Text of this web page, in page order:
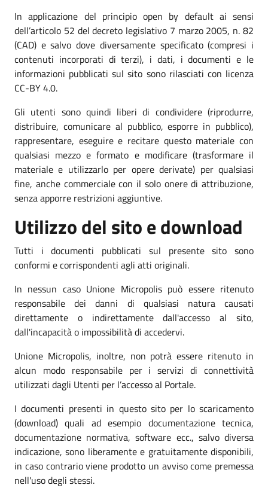
In applicazione del principio open by default ai sensi
dell’articolo 52 del decreto legislativo 7 marzo 2005, n. 82
(CAD) e salvo dove diversamente specificato (compresi i
contenuti incorporati di terzi), i dati, i documenti e le
informazioni pubblicati sul sito sono rilasciati con licenza
CC-BY 4.0.
Gli utenti sono quindi liberi di condividere (riprodurre,
distribuire, comunicare al pubblico, esporre in pubblico),
rappresentare, eseguire e recitare questo materiale con
qualsiasi mezzo e formato e modificare (trasformare il
materiale e utilizzarlo per opere derivate) per qualsiasi
fine, anche commerciale con il solo onere di attribuzione,
senza apporre restrizioni aggiuntive.
Utilizzo del sito e download
Tutti i documenti pubblicati sul presente sito sono
conformi e corrispondenti agli atti originali.
In nessun caso Unione Micropolis può essere ritenuto
responsabile dei danni di qualsiasi natura causati
direttamente o indirettamente dall'accesso al sito,
dall'incapacità o impossibilità di accedervi.
Unione Micropolis, inoltre, non potrà essere ritenuto in
alcun modo responsabile per i servizi di connettività
utilizzati dagli Utenti per l’accesso al Portale.
I documenti presenti in questo sito per lo scaricamento
(download) quali ad esempio documentazione tecnica,
documentazione normativa, software ecc., salvo diversa
indicazione, sono liberamente e gratuitamente disponibili,
in caso contrario viene prodotto un avviso come premessa
nell'uso degli stessi.